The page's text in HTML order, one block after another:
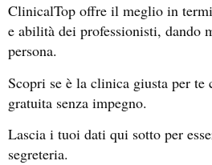
ClinicalTop offre il meglio in
e abilità dei professionisti, dando
persona.
Scopri se è la clinica giusta per te
gratuita senza impegno.
Lascia i tuoi dati qui sotto per
segreteria.